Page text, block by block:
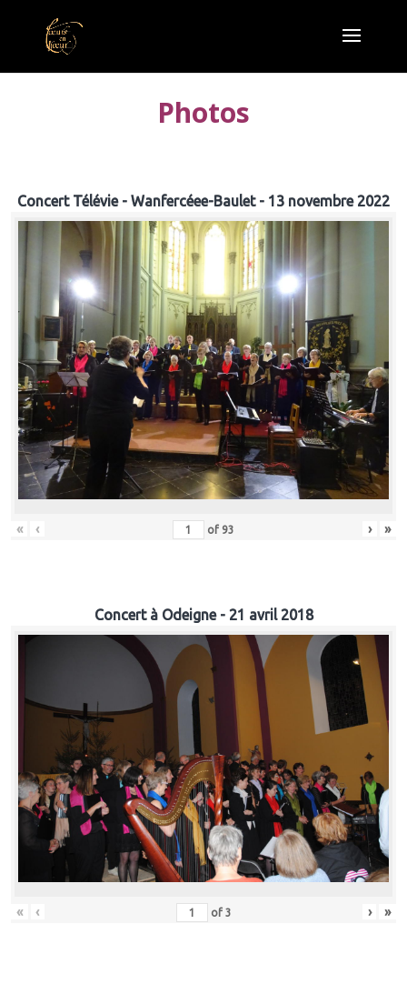
Photos
Concert Télévie - Wanfercéee-Baulet - 13 novembre 2022
« ‹ of 93 › »
Concert à Odeigne - 21 avril 2018
« ‹ of 3 › »